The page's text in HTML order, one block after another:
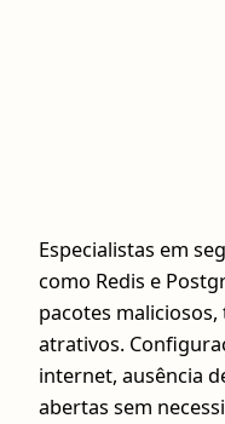
Especialistas em
como Redis e
pacotes
atrativos.
internet, ausência
abertas sem